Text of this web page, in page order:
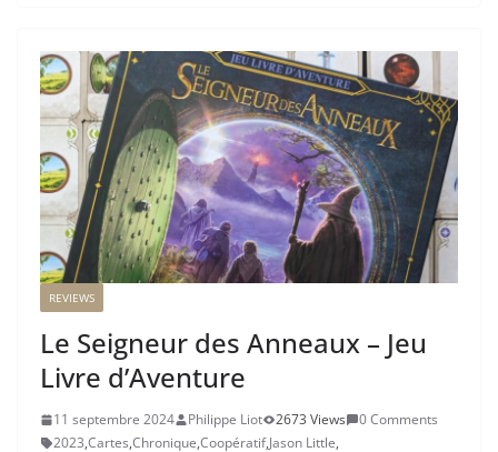
REVIEWS
Le Seigneur des Anneaux – Jeu
Livre d’Aventure
11 septembre 2024 Philippe Liot 2673 Views
0 Comments
2023,Cartes,Chronique,Coopératif,Jason Little,